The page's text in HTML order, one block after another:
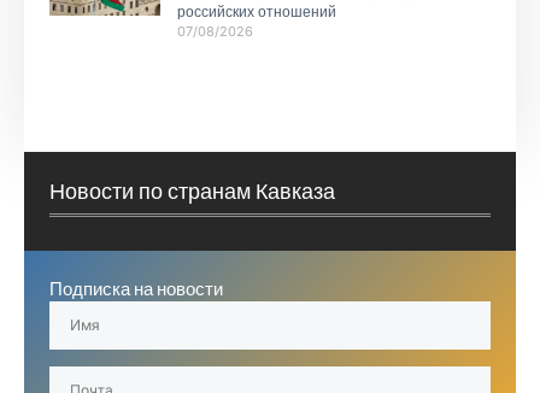
российских отношений
07/08/2026
Новости по странам Кавказа
Подписка на новости